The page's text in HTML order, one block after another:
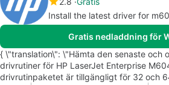
Install the latest driver for
Gratis nedladdning för
{ \"translation\": \"Hämta den senaste och
drivrutiner för HP LaserJet Enterprise
drivrutinpaketet är tillgängligt för 32 och